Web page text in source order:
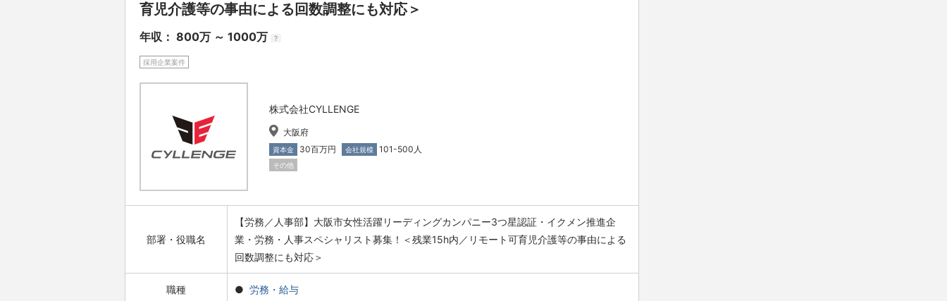
育児介護等の事由による回数調整にも対応＞
年収： 800万 ～ 1000万 ?
採用企業案件
株式会社CYLLENGE
大阪府
資本金 30百万円 会社規模 101-500人
その他
部署・役職名
【労務／人事部】大阪市女性活躍リーディングカンパニー3つ星認証・イクメン推進企
業・労務・人事スペシャリスト募集！＜残業15h内／リモート可育児介護等の事由による
回数調整にも対応＞
職種 労務・給与